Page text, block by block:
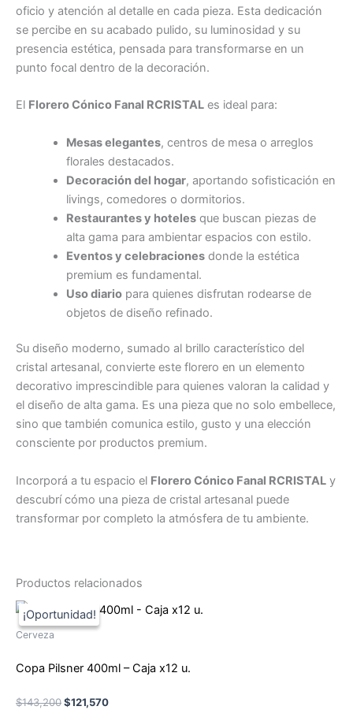
oficio y atención al detalle en cada pieza. Esta dedicación
se percibe en su acabado pulido, su luminosidad y su
presencia estética, pensada para transformarse en un
punto focal dentro de la decoración.
El Florero Cónico Fanal RCRISTAL es ideal para:
Mesas elegantes, centros de mesa o arreglos
florales destacados.
Decoración del hogar, aportando sofisticación en
livings, comedores o dormitorios.
Restaurantes y hotelesque buscan piezas de
alta gama para ambientar espacios con estilo.
Eventos y celebracionesdonde la estética
premium es fundamental.
Uso diariopara quienes disfrutan rodearse de
objetos de diseño refinado.
Su diseño moderno, sumado al brillo característico del
cristal artesanal, convierte este florero en un elemento
decorativo imprescindible para quienes valoran la calidad y
el diseño de alta gama. Es una pieza que no solo embellece,
sino que también comunica estilo, gusto y una elección
consciente por productos premium.
Incorporá a tu espacio el Florero Cónico Fanal RCRISTAL y
descubrí cómo una pieza de cristal artesanal puede
transformar por completo la atmósfera de tu ambiente.
Productos relacionados
Cerveza
Copa Pilsner 400ml – Caja x12 u.
$143,200El
$121,570El